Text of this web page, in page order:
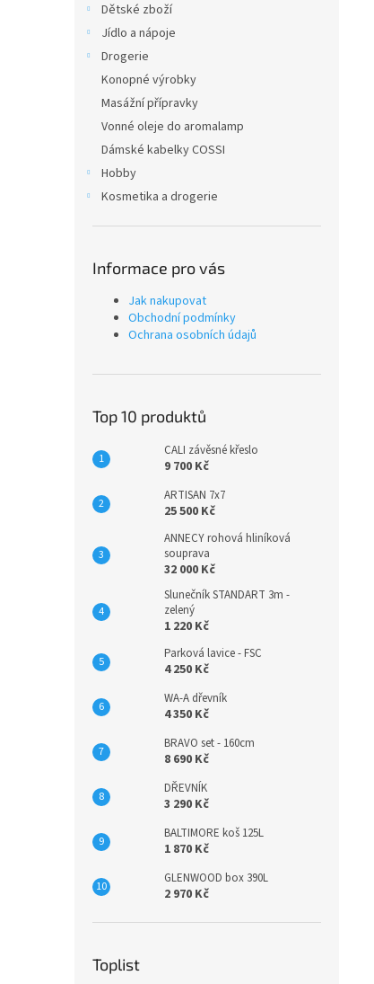
Dětské zboží
Jídlo a nápoje
Drogerie
Konopné výrobky
Masážní přípravky
Vonné oleje do aromalamp
Dámské kabelky COSSI
Hobby
Kosmetika a drogerie
Informace pro vás
Jak nakupovat
Obchodní podmínky
Ochrana osobních údajů
Top 10 produktů
CALI závěsné křeslo
9 700 Kč
ARTISAN 7x7
25 500 Kč
ANNECY rohová hliníková
souprava
32 000 Kč
Slunečník STANDART 3m -
zelený
1 220 Kč
Parková lavice - FSC
4 250 Kč
WA-A dřevník
4 350 Kč
BRAVO set - 160cm
8 690 Kč
DŘEVNÍK
3 290 Kč
BALTIMORE koš 125L
1 870 Kč
GLENWOOD box 390L
2 970 Kč
Toplist